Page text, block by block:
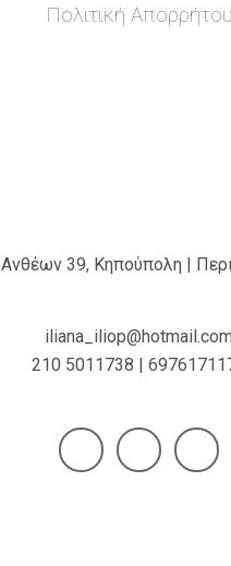
Πολιτική Απορρήτου
Ανθέων 39, Κηπούπολη |
iliana_iliop@hotmail.com
210 5011738 |